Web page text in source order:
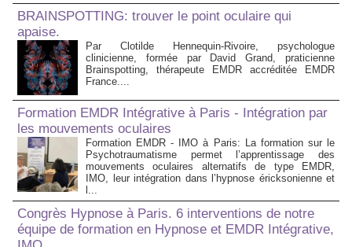
BRAINSPOTTING: trouver le point oculaire qui
apaise.
Par Clotilde Hennequin-Rivoire, psychologue
clinicienne, formée par David Grand, praticienne
Brainspotting, thérapeute EMDR accréditée EMDR
France....
Formation EMDR Intégrative à Paris - Intégration par
les mouvements oculaires
Formation EMDR - IMO à Paris: La formation sur le
Psychotraumatisme permet l’apprentissage des
mouvements oculaires alternatifs de type EMDR,
IMO, leur intégration dans l’hypnose éricksonienne et
l...
Congrès Hypnose à Paris. 6 interventions de notre
équipe de formation en Hypnose et EMDR Intégrative,